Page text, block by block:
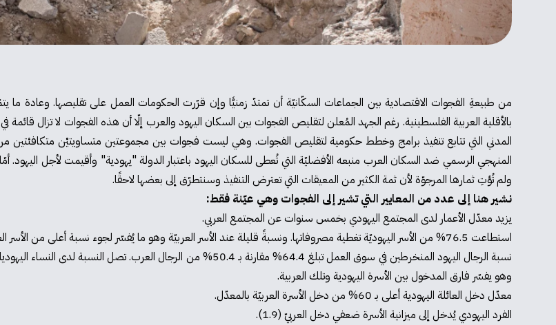
من طبيعةِ الفجوات الاقتصادية بين الجماعات السكّانيّة أن تمتدّ زمنيًّا وإن قرّرت الحكومات العمل على تقليصها.
بالأقلية العربية الفلسطينية. رغم الجهد المُعلن لتقليص الفجوات بين السكان اليهود والعرب إلّا أن هذه الفجوات لا تزال
المدني التي تتابع تنفيذ برامج وخطط حكومية لتقليص الفجوات. وهي ليست فجوات بين مجموعتين متساويتيْن متكافئتين
المنهجي الرسمي ضد السكان العرب منبعه الأفضليّة التي تُعطى للسكان اليهود باعتبار الدولة "يهودية" وأقيمت لأجل
ولم تُؤتِ ثمارها المرجوّة لأن ثمة الكثير من المعيقات التي تعترض التنفيذ وسنتطرّق إلى بعضها لاحقًا.
نشير هنا إلى عدد من المعايير التي تشير إلى الفجوات وهي عيّنة فقط:
يزيد معدّل الأعمار لدى المجتمع اليهودي بخمس سنوات عن المجتمع العربي.
استطاعت 76.5% من الأسر اليهوديّة تغطية مصروفاتها. ونسبةً قليلة عند الأسر العربيّة وهو ما يُفسّر لجوء نسبة أعلى من الأسر العربية إلى السوق السوداء وما تعنيه من تبعات لن ندخل في حيثياتها الآن.
وهو يفسّر فارق المدخول بين الأسرة اليهودية وتلك العربية.
معدّل دخل العائلة اليهودية أعلى بـ 60% من دخل الأسرة العربيّة بالمعدّل.
الفرد اليهودي يُدخل إلى ميزانية الأسرة ضعفي دخل العربيّ (1.9).